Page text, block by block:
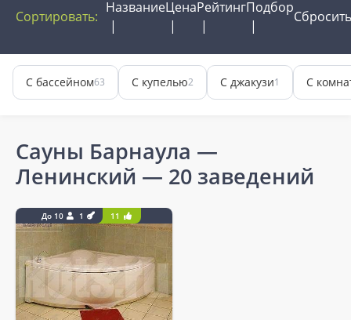
Сортировать:
НазваниеЦенаРейтингПодбор
Сбросить
С бассейном63 С купелью2 С джакузи1 С
Сауны Барнаула —
Ленинский — 20 заведений
До 10 1 11